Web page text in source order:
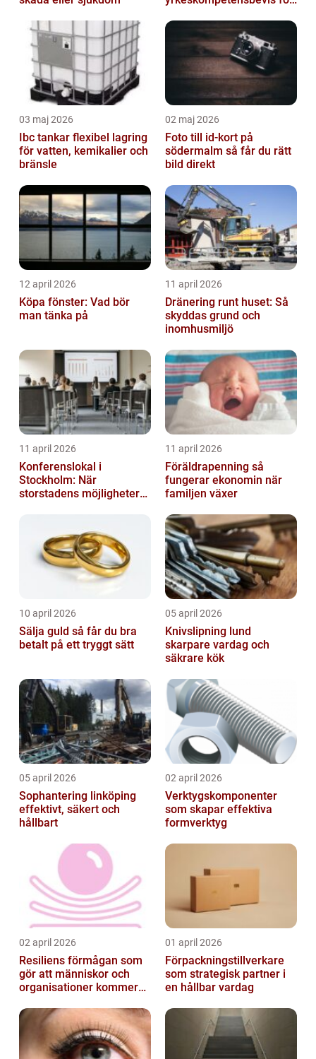
03 maj 2026
Ibc tankar flexibel lagring
för vatten, kemikalier och
bränsle
02 maj 2026
Foto till id-kort på
södermalm så får du rätt
bild direkt
12 april 2026
Köpa fönster: Vad bör
man tänka på
11 april 2026
Dränering runt huset: Så
skyddas grund och
inomhusmiljö
11 april 2026
Konferenslokal i
Stockholm: När
storstadens möjligheter
11 april 2026
Föräldrapenning så
fungerar ekonomin när
familjen växer
10 april 2026
Sälja guld så får du bra
betalt på ett tryggt sätt
05 april 2026
Knivslipning lund
skarpare vardag och
säkrare kök
05 april 2026
Sophantering linköping
effektivt, säkert och
hållbart
02 april 2026
Verktygskomponenter
som skapar effektiva
formverktyg
02 april 2026
Resiliens förmågan som
gör att människor och
organisationer kommer
01 april 2026
Förpackningstillverkare
som strategisk partner i
en hållbar vardag